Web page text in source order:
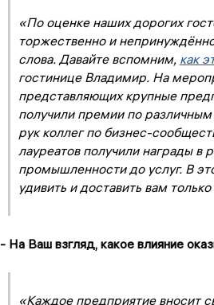
«По оценке наших дорогих
торжественно и
слова. Давайте вспомним, как
гостинице Владимир. На
представляющих крупные
получили премии по
рук коллег по бизнес-
лауреатов получили награды в
промышленности до услуг. В
удивить и доставить вам
- На Ваш взгляд, какое влияние
«Каждое предприятие вносит